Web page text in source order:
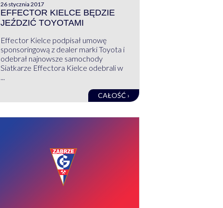
26 stycznia 2017
EFFECTOR KIELCE BĘDZIE
JEŹDZIĆ TOYOTAMI
Effector Kielce podpisał umowę
sponsoringową z dealer marki Toyota i
odebrał najnowsze samochody
Siatkarze Effectora Kielce odebrali w
...
CAŁOŚĆ ›